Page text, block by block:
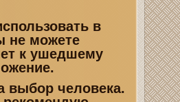
в
не можете
к ушедшему
выбор человека.